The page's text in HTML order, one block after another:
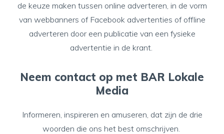
de keuze maken tussen online adverteren, in de vorm
van webbanners of Facebook advertenties of offline
adverteren door een publicatie van een fysieke
advertentie in de krant.
Neem contact op met BAR Lokale
Media
Informeren, inspireren en amuseren, dat zijn de drie
woorden die ons het best omschrijven.